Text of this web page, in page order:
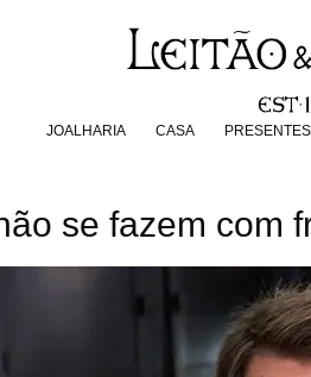
JOALHARIA CASA PRESENTES
PRESENTES
se fazem com